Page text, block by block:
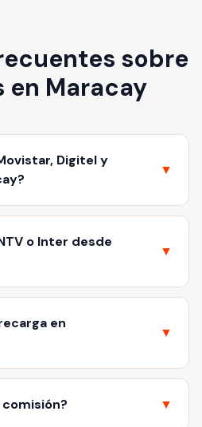
sobre
en Maracay
Digitel y
▼
o Inter desde
▼
en
▼
comisión? ▼